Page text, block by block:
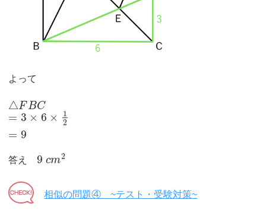
よって
△FBC
= 3 × 6 ×
1
2
= 9
答え9 cm2
相似の問題④ ~テスト・受験対策~